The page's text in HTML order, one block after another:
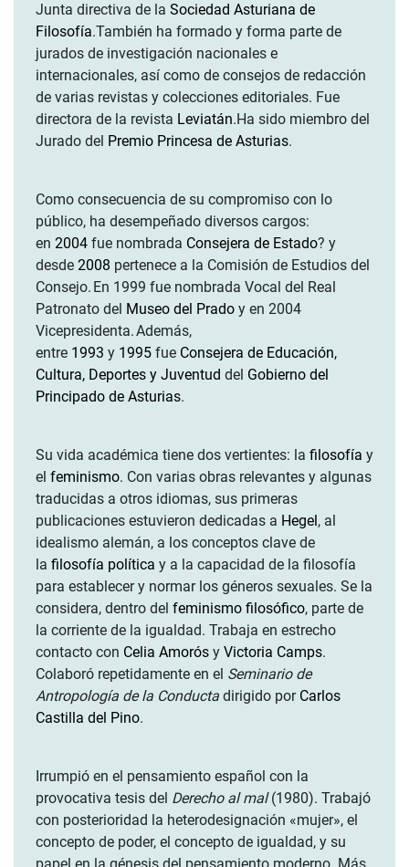
Junta directiva de la Sociedad Asturiana de
Filosofía.También ha formado y forma parte de
jurados de investigación nacionales e
internacionales, así como de consejos de redacción
de varias revistas y colecciones editoriales. Fue
directora de la revista Leviatán.Ha sido miembro del
Jurado del Premio Princesa de Asturias.
Como consecuencia de su compromiso con lo
público, ha desempeñado diversos cargos:
en 2004 fue nombrada Consejera de Estado? y
desde 2008 pertenece a la Comisión de Estudios del
Consejo. En 1999 fue nombrada Vocal del Real
Patronato del Museo del Prado y en 2004
Vicepresidenta.Además,
entre 1993 y 1995 fue Consejera de Educación,
Cultura, Deportes y Juventud del Gobierno del
Principado de Asturias.
Su vida académica tiene dos vertientes: la filosofía y
el feminismo. Con varias obras relevantes y algunas
traducidas a otros idiomas, sus primeras
publicaciones estuvieron dedicadas a Hegel , al
idealismo alemán, a los conceptos clave de
la filosofía política y a la capacidad de la filosofía
para establecer y normar los géneros sexuales. Se la
considera, dentro del feminismo filosófico, parte de
la corriente de la igualdad. Trabaja en estrecho
contacto con Celia Amorós y Victoria Camps.
Colaboró repetidamente en el Seminario de
Antropología de la Conducta dirigido por Carlos
Castilla del Pino.
Irrumpió en el pensamiento español con la
provocativa tesis del Derecho al mal(1980). Trabajó
con posterioridad la heterodesignación «mujer», el
concepto de poder, el concepto de igualdad, y su